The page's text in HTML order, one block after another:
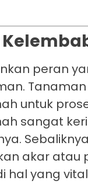
peran
untuk
sangat
akar atau
hal yang